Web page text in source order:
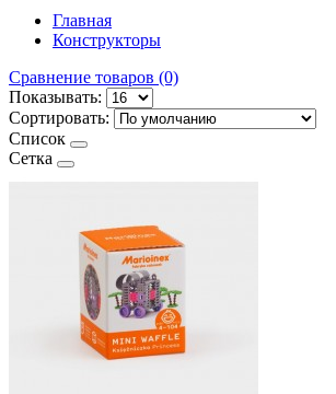
Главная
Конструкторы
Сравнение товаров (0)
Показывать:
Сортировать:
Список
Сетка